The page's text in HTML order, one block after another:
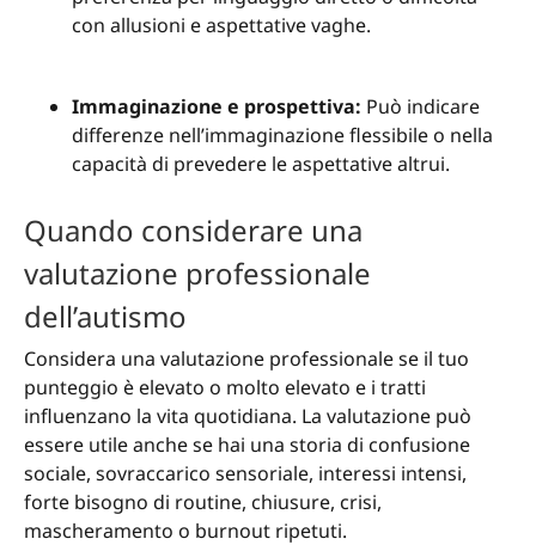
con allusioni e aspettative vaghe.
Immaginazione e prospettiva: Può indicare
differenze nell’immaginazione flessibile o nella
capacità di prevedere le aspettative altrui.
Quando considerare una
valutazione professionale
dell’autismo
Considera una valutazione professionale se il tuo
punteggio è elevato o molto elevato e i tratti
influenzano la vita quotidiana. La valutazione può
essere utile anche se hai una storia di confusione
sociale, sovraccarico sensoriale, interessi intensi,
forte bisogno di routine, chiusure, crisi,
mascheramento o burnout ripetuti.